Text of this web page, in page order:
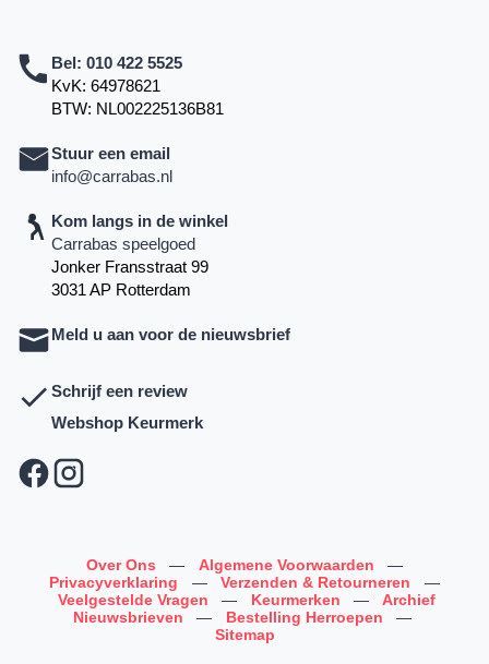
Bel: 010 422 5525
KvK: 64978621
BTW: NL002225136B81
Stuur een email
info@carrabas.nl
Kom langs in de winkel
Carrabas speelgoed
Jonker Fransstraat 99
3031 AP Rotterdam
Meld u aan voor de nieuwsbrief
Schrijf een review
Webshop Keurmerk
Over Ons — Algemene Voorwaarden
—
Privacyverklaring
— Verzenden & Retourneren
—
Veelgestelde Vragen
— Keurmerken —
Archief
Nieuwsbrieven
— Bestelling Herroepen
—
Sitemap